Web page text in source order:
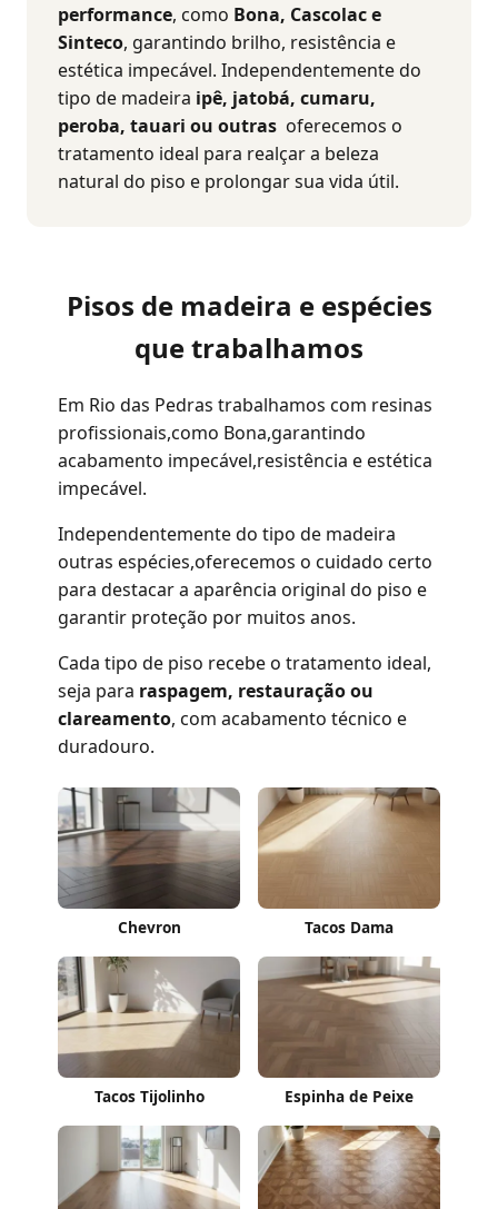
performance, como Bona, Cascolac e
Sinteco, garantindo brilho, resistência e
estética impecável. Independentemente do
tipo de madeira ipê, jatobá, cumaru,
peroba, tauari ou outras oferecemos o
tratamento ideal para realçar a beleza
natural do piso e prolongar sua vida útil.
Pisos de madeira e espécies
que trabalhamos
Em Rio das Pedras trabalhamos com resinas
profissionais,como Bona,garantindo
acabamento impecável,resistência e estética
impecável.
Independentemente do tipo de madeira
outras espécies,oferecemos o cuidado certo
para destacar a aparência original do piso e
garantir proteção por muitos anos.
Cada tipo de piso recebe o tratamento ideal,
seja para raspagem, restauração ou
clareamento, com acabamento técnico e
duradouro.
Chevron Tacos Dama
Tacos Tijolinho Espinha de Peixe